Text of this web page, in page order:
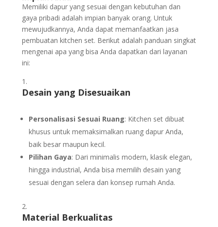
Memiliki dapur yang sesuai dengan kebutuhan dan
gaya pribadi adalah impian banyak orang. Untuk
mewujudkannya, Anda dapat memanfaatkan jasa
pembuatan kitchen set. Berikut adalah panduan singkat
mengenai apa yang bisa Anda dapatkan dari layanan
ini:
Desain yang Disesuaikan
Personalisasi Sesuai Ruang: Kitchen set dibuat
khusus untuk memaksimalkan ruang dapur Anda,
baik besar maupun kecil.
Pilihan Gaya: Dari minimalis modern, klasik elegan,
hingga industrial, Anda bisa memilih desain yang
sesuai dengan selera dan konsep rumah Anda.
Material Berkualitas